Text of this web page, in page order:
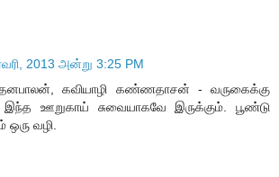
2013 அன்று 3:25 PM
கவியாழி கண்ணதாசன் - வருகைக்கு
இந்த ஊறுகாய் சுவையாகவே இருக்கும். பூண்டு
ஒரு வழி.